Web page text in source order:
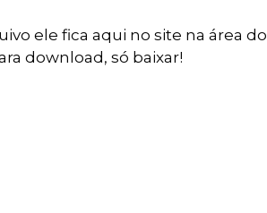
ele fica aqui no site na área do
download, só baixar!